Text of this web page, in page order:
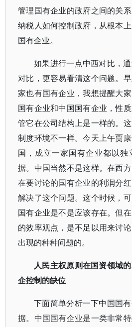
管理国有企业的政府之间的关
纳税人如何控制政府，从根本
国有企业。
如果进行一点中西对比，
对比，更容易看清这个问题。
家也有国有企业，我想提醒大
国有企业和中国国有企业，性
管它在公司结构上是一样的。
制度环境不一样。今天上午贾
国，成立一家国有企业都以独
据。中国当然不是这样。在西
在要讨论的国有企业的利润分
解决了这个问题。这个时候，
国有企业是不是应该存在。但
的效率观点，是不足以用来讨
出现的种种问题的。
人民主权原则在国资领域
企控制的缺位
下面简单分析一下中国国
据。中国国有企业是一类非常